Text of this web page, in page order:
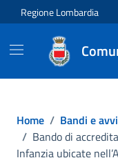
Vai ai contenuti
Vai al footer
Regione Lombardia
Home / Bandi e
/ Bando di
Infanzia ubicate